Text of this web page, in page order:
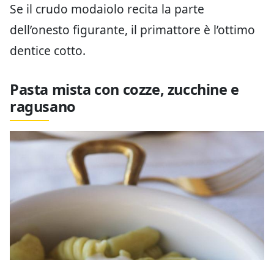
Se il crudo modaiolo recita la parte
dell’onesto figurante, il primattore è l’ottimo
dentice cotto.
Pasta mista con cozze, zucchine e
ragusano